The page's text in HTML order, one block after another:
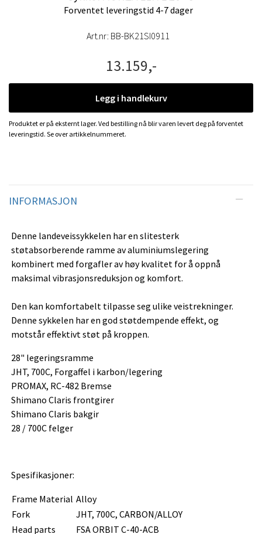
Forventet leveringstid 4-7 dager
Art.nr: BB-BK21SI0911
13.159,-
Legg i handlekurv
Produktet er på eksternt lager. Ved bestilling nå blir varen levert deg på forventet
leveringstid. Se over artikkelnummeret.
INFORMASJON
Denne landeveissykkelen har en slitesterk
støtabsorberende ramme av aluminiumslegering
kombinert med forgafler av høy kvalitet for å oppnå
maksimal vibrasjonsreduksjon og komfort.
Den kan komfortabelt tilpasse seg ulike veistrekninger.
Denne sykkelen har en god støtdempende effekt, og
motstår effektivt støt på kroppen.
28" legeringsramme
JHT, 700C, Forgaffel i karbon/legering
PROMAX, RC-482 Bremse
Shimano Claris frontgirer
Shimano Claris bakgir
28 / 700C felger
Spesifikasjoner:
Frame Material Alloy
Fork
JHT, 700C, CARBON/ALLOY
Head parts
FSA ORBIT C-40-ACB